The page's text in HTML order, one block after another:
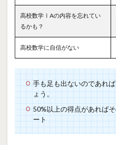
高校数学ⅠAの内容を忘れてい
るかも？
高校数学に自信がない
手も足も出ないのであれ
ょう。
50%以上の得点があれば
ート